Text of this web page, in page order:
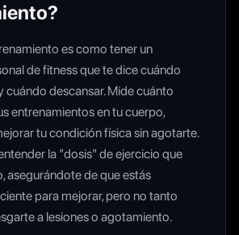
es como tener un
de fitness que te dice cuándo
cuándo descansar. Mide cuánto
entrenamientos en tu cuerpo,
tu condición física sin agotarte.
la "dosis" de ejercicio que
asegurándote de que estás
para mejorar, pero no tanto
a lesiones o agotamiento.